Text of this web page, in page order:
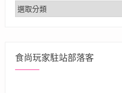
分
類
食尚玩家駐站部落客